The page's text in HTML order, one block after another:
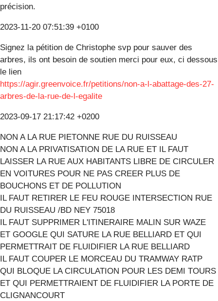
précision.
2023-11-20 07:51:39 +0100
Signez la pétition de Christophe svp pour sauver des
arbres, ils ont besoin de soutien merci pour eux, ci dessous
le lien
https://agir.greenvoice.fr/petitions/non-a-l-abattage-des-27-
arbres-de-la-rue-de-l-egalite
2023-09-17 21:17:42 +0200
NON A LA RUE PIETONNE RUE DU RUISSEAU
NON A LA PRIVATISATION DE LA RUE ET IL FAUT
LAISSER LA RUE AUX HABITANTS LIBRE DE CIRCULER
EN VOITURES POUR NE PAS CREER PLUS DE
BOUCHONS ET DE POLLUTION
IL FAUT RETIRER LE FEU ROUGE INTERSECTION RUE
DU RUISSEAU /BD NEY 75018
IL FAUT SUPPRIMER L'ITINERAIRE MALIN SUR WAZE
ET GOOGLE QUI SATURE LA RUE BELLIARD ET QUI
PERMETTRAIT DE FLUIDIFIER LA RUE BELLIARD
IL FAUT COUPER LE MORCEAU DU TRAMWAY RATP
QUI BLOQUE LA CIRCULATION POUR LES DEMI TOURS
ET QUI PERMETTRAIENT DE FLUIDIFIER LA PORTE DE
CLIGNANCOURT